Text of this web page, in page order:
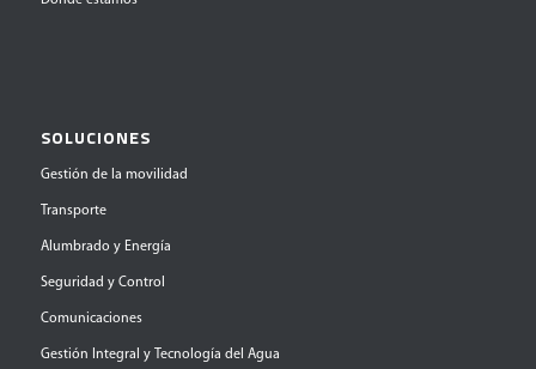
SOLUCIONES
Gestión de la movilidad
Transporte
Alumbrado y Energía
Seguridad y Control
Comunicaciones
Gestión Integral y Tecnología del Agua